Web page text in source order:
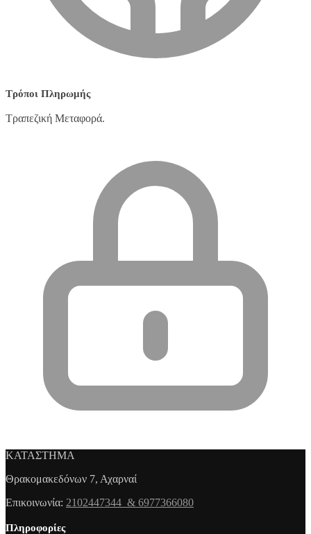
Τρόποι Πληρωμής
Τραπεζική Μεταφορά.
ΚΑΤΑΣΤΗΜΑ
Θρακομακεδόνων 7, Αχαρναί
Επικοινωνία: 2102447344 & 6977366080
Πληροφορίες